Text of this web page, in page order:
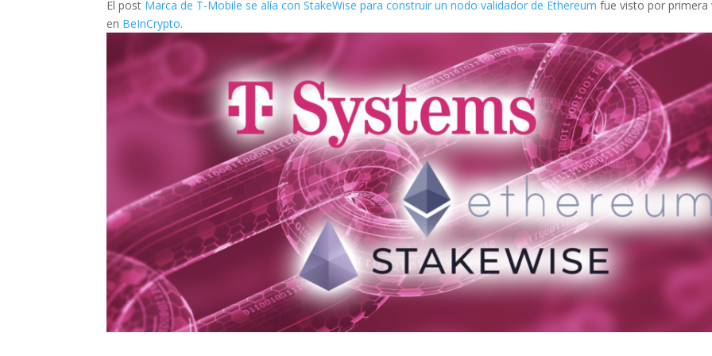
El post Marca de T-Mobile se alía con StakeWise para construir un nodo validador de Ethereum fue visto por primera
en BeInCrypto.